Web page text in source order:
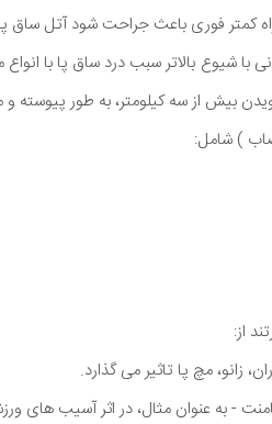
کمتر فوری باعث جراحت شود آتل
با شیوع بالاتر سبب درد ساق پا با
بیش از سه کیلومتر، به طور پیوسته
) شامل:
از:
زانو، مچ پا تاثیر می گذارد.
- به عنوان مثال، در اثر آسیب های